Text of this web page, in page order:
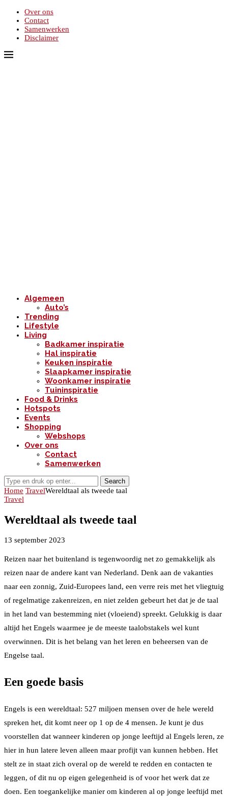
Over ons
Contact
Samenwerken
Disclaimer
Algemeen
Auto’s
Trending
Lifestyle
Living
Badkamer inspiratie
Hal inspiratie
Keuken inspiratie
Slaapkamer inspiratie
Woonkamer inspiratie
Tuininspiratie
Food & Drinks
Hotspots
Events
Shopping
Webshops
Over ons
Contact
Samenwerken
Search
Home TravelWereldtaal als tweede taal
Travel
Wereldtaal als tweede taal
13 september 2023
Reizen naar het buitenland is tegenwoordig net zo gemakkelijk als
reizen naar de andere kant van Nederland. Denk aan de vakanties
naar een zonnig, Zuid-Europees land, een verre reis met het vliegtuig
of regelmatige zakenreizen, en niet zelden gebeurt het dat je de taal
in het land van bestemming niet (vloeiend) spreekt. Gelukkig is daar
altijd het Engels waarmee je de meeste taalobstakels wel kunt
overwinnen. Dit is het belang van het leren en beheersen van de
Engelse taal.
Een goede basis
Engels is een wereldtaal: 527 miljoen mensen over de hele wereld
spreken het, dit komt neer op 1 op de 4 mensen. Je kunt je dus
voorstellen dat wanneer kinderen op jonge leeftijd al Engels leren, ze
hier in hun latere leven alleen maar profijt van kunnen hebben. Het
stelt ze in staat zich overal op de wereld te redden en contacten te
leggen, of dit nu op eigen gelegenheid is of voor het werk dat ze
doen. Een toegankelijke manier om kinderen al op jonge leeftijd met